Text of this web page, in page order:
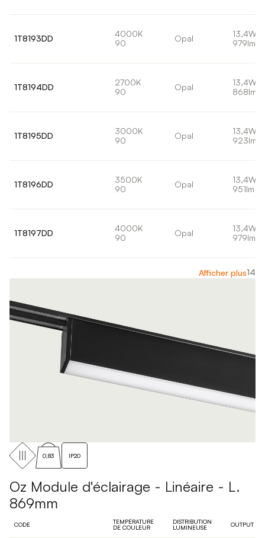
1T8193DD
4000K
90
Opal
13,4W
979lm
1T8194DD
2700K
90
Opal
13,4W
868lm
1T8195DD
3000K
90
Opal
13,4W
923lm
1T8196DD
3500K
90
Opal
13,4W
951lm
1T8197DD
4000K
90
Opal
13,4W
979lm
Afficher plus14
0,83 IP20
Oz Module d'éclairage - Linéaire - L.
869mm
CODE
TEMPÉRATURE
DE COULEUR
DISTRIBUTION
LUMINEUSE
OUTPUT